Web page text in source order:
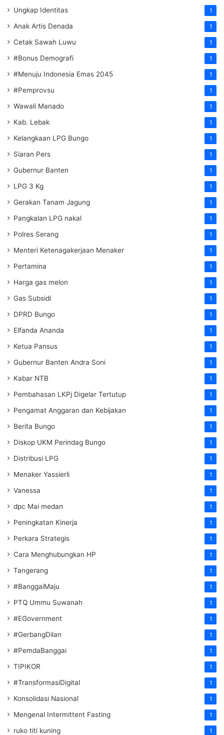
Ungkap Identitas 1
Anak Artis Denada 1
Cetak Sawah Luwu 1
#Bonus Demografi 1
#Menuju Indonesia Emas 2045 1
#Pemprovsu 1
Wawali Manado 1
Kab. Lebak 1
Kelangkaan LPG Bungo 1
Siaran Pers 1
Gubernur Banten 1
LPG 3 Kg 1
Gerakan Tanam Jagung 1
Pangkalan LPG nakal 1
Polres Serang 1
Menteri Ketenagakerjaan Menaker 1
Pertamina 1
Harga gas melon 1
Gas Subsidi 1
DPRD Bungo 1
Elfanda Ananda 1
Ketua Pansus 1
Gubernur Banten Andra Soni 1
Kabar NTB 1
Pembahasan LKPj Digelar Tertutup 1
Pengamat Anggaran dan Kebijakan 1
Berita Bungo 1
Diskop UKM Perindag Bungo 1
Distribusi LPG 1
Menaker Yassierli 1
Vanessa 1
dpc Mai medan 1
Peningkatan Kinerja 1
Perkara Strategis 1
Cara Menghubungkan HP 1
Tangerang 1
#BanggaiMaju 1
PTQ Ummu Suwanah 1
#EGovernment 1
#GerbangDilan 1
#PemdaBanggai 1
TIPIKOR 1
#TransformasiDigital 1
Konsolidasi Nasional 1
Mengenal Intermittent Fasting 1
ruko titi kuning 1